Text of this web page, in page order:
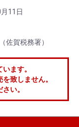
11日
佐賀税務署）
ます。
致しません。
い。